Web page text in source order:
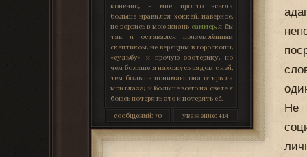
конечно, – мне просто всегда
больше нравился хоккей. наверное,
не ворвись в мою жизнь саммер, я бы
так и оставался приземлённым
скептиком, не верящим в гороскопы,
«судьбу» и прочую эзотерику, но
чем больше я нахожусь рядом с ней,
тем больше понимаю: она открыла
мои глаза; и больше всего на свете я
боюсь потерять это и потерять её.
сообщений:70 уважение: +14
Не